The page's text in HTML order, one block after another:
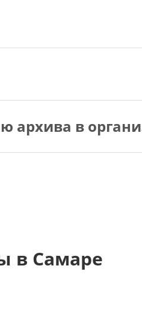
архива в
в Самаре